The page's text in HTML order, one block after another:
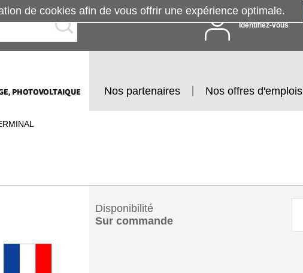
Identifiez-vous
Nos partenaires Nos offres d'emplois
Disponibilité
Sur commande
de cookies afin de vous offrir une expérience optimale.